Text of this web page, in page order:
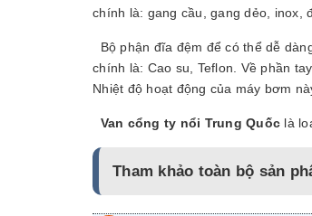
chính là: gang cầu, gang dẻo, inox,
Bộ phận đĩa đệm để có thể dễ
chính là: Cao su, Teflon. Về phần
Nhiệt độ hoạt động của máy bơm
Van cổng ty nổi Trung Quốc là
Tham khảo toàn bộ sản